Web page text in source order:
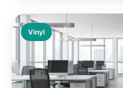
Vinyl